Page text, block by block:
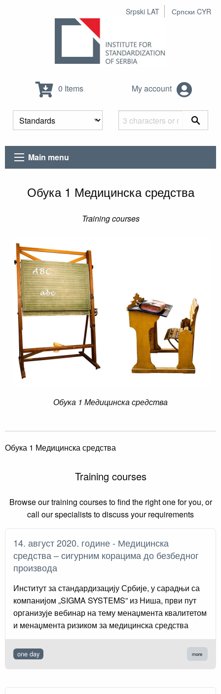
Srpski LAT Српски CYR
0 Items My account
Main menu
Обука 1 Медицинска средства
Training courses
Обука 1 Медицинска средства
Обука 1 Медицинска средства
Training courses
Browse our training courses to find the right one for you, or
call our specialists to discuss your requirements
14. август 2020. године - Медицинска
средства – сигурним корацима до безбедног
производа
Институт за стандардизацију Србије, у сарадњи са
компанијом „SIGMA SYSTEMS” из Ниша, први пут
организује вебинар на тему менаџмента квалитетом
и менаџмента ризиком за медицинска средства
one day more